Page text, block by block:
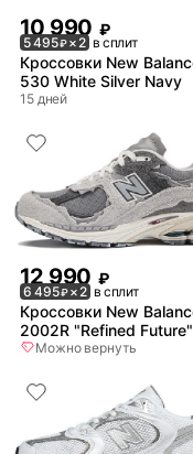
10 990 ₽
5 495₽× 2 в сплит
Кроссовки New
530 White Silver Navy
15 дней
12 990 ₽
6 495₽× 2 в сплит
Кроссовки New
2002R "Refined Future"
Можно вернуть